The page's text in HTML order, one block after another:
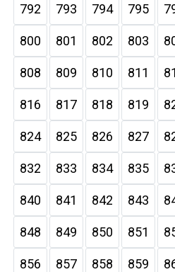
792 793 794 795
800 801 802 803
808 809 810 811
816 817 818 819
824 825 826 827
832 833 834 835
840 841 842 843
848 849 850 851
856 857 858 859